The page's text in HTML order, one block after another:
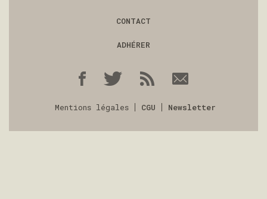
CONTACT
ADHÉRER
Mentions légales CGU Newsletter